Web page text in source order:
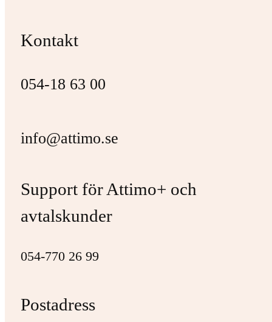
Kontakt
054-18 63 00
info@attimo.se
Support för Attimo+ och
avtalskunder
054-770 26 99
Postadress